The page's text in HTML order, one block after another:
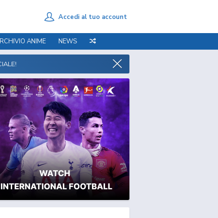
Accedi al tuo account
ANIME NEWS